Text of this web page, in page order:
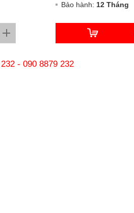
Bảo hành: 12 Tháng
- 090 8879 232